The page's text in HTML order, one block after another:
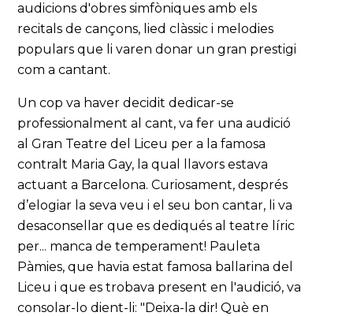
audicions d'obres simfòniques amb els
recitals de cançons, lied clàssic i melodies
populars que li varen donar un gran prestigi
com a cantant.
Un cop va haver decidit dedicar-se
professionalment al cant, va fer una audició
al Gran Teatre del Liceu per a la famosa
contralt Maria Gay, la qual llavors estava
actuant a Barcelona. Curiosament, després
d’elogiar la seva veu i el seu bon cantar, li va
desaconsellar que es dediqués al teatre líric
per... manca de temperament! Pauleta
Pàmies, que havia estat famosa ballarina del
Liceu i que es trobava present en l'audició, va
consolar-lo dient-li: "Deixa-la dir! Què en